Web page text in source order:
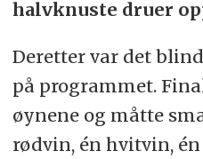
halvknuste druer
Deretter var det
på programmet.
øynene og måtte
rødvin, én hvitvin,